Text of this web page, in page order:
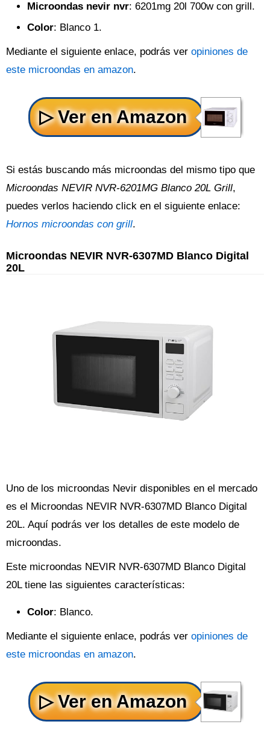
Microondas nevir nvr: 6201mg 20l 700w con grill.
Color: Blanco 1.
Mediante el siguiente enlace, podrás ver opiniones de
este microondas en amazon.
Si estás buscando más microondas del mismo tipo que
Microondas NEVIR NVR-6201MG Blanco 20L Grill,
puedes verlos haciendo click en el siguiente enlace:
Hornos microondas con grill.
Microondas NEVIR NVR-6307MD Blanco Digital
20L
Uno de los microondas Nevir disponibles en el mercado
es el Microondas NEVIR NVR-6307MD Blanco Digital
20L. Aquí podrás ver los detalles de este modelo de
microondas.
Este microondas NEVIR NVR-6307MD Blanco Digital
20L tiene las siguientes características:
Color: Blanco.
Mediante el siguiente enlace, podrás ver opiniones de
este microondas en amazon.